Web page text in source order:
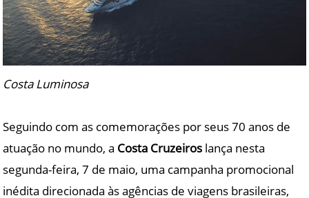
Costa Luminosa
Seguindo com as comemorações por seus 70 anos de
atuação no mundo, a Costa Cruzeiros lança nesta
segunda-feira, 7 de maio, uma campanha promocional
inédita direcionada às agências de viagens brasileiras,